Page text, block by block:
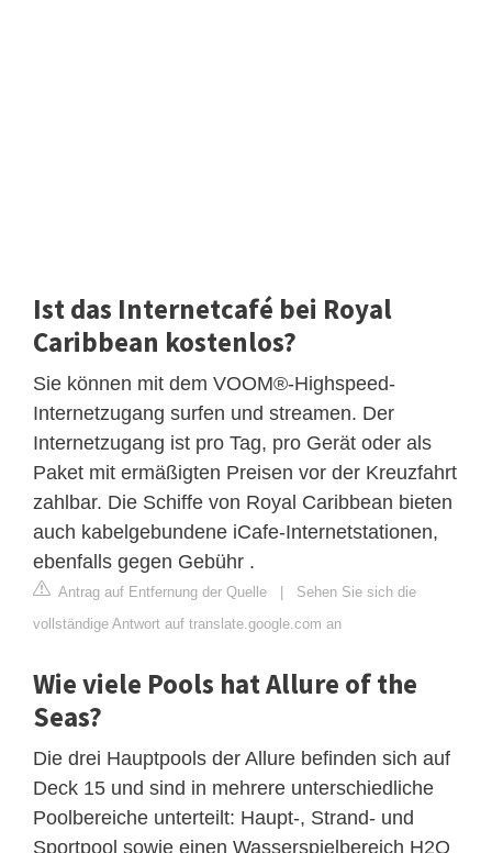
Ist das Internetcafé bei Royal
Caribbean kostenlos?
Sie können mit dem VOOM®-Highspeed-
Internetzugang surfen und streamen. Der
Internetzugang ist pro Tag, pro Gerät oder als
Paket mit ermäßigten Preisen vor der Kreuzfahrt
zahlbar. Die Schiffe von Royal Caribbean bieten
auch kabelgebundene iCafe-Internetstationen,
ebenfalls gegen Gebühr .
Antrag auf Entfernung der Quelle | Sehen Sie sich die
vollständige Antwort auf translate.google.com an
Wie viele Pools hat Allure of the
Seas?
Die drei Hauptpools der Allure befinden sich auf
Deck 15 und sind in mehrere unterschiedliche
Poolbereiche unterteilt: Haupt-, Strand- und
Sportpool sowie einen Wasserspielbereich H2O